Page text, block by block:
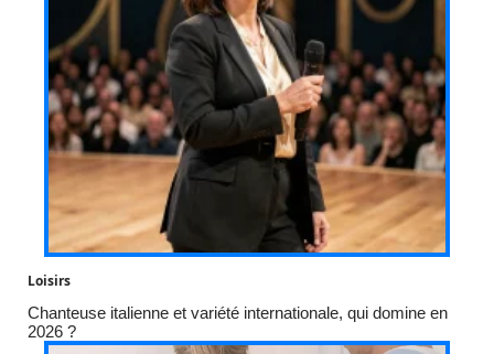
Loisirs
Chanteuse italienne et variété internationale, qui domine en
2026 ?